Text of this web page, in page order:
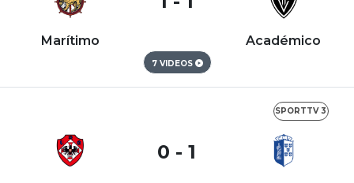
Marítimo Académico
7 VIDEOS
SPORTTV 3
0 - 1